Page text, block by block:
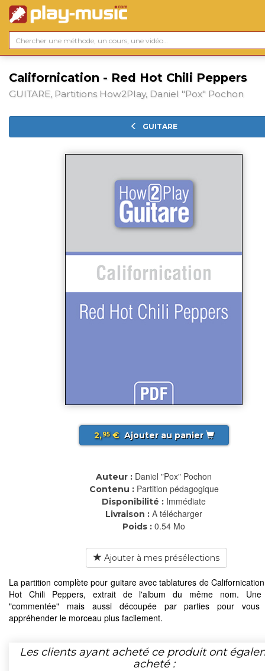
Californication - Red Hot Chili Peppers
GUITARE, Partitions How2Play, Daniel "Pox" Pochon
GUITARE
2,95€ Ajouter au panier
Auteur : Daniel "Pox" Pochon
Contenu : Partition pédagogique
Disponibilité : Immédiate
Livraison : A télécharger
Poids : 0.54 Mo
Ajouter à mes présélections
La partition complète pour guitare avec tablatures de
Hot Chili Peppers, extrait de l'album du même nom. Une
"commentée" mais aussi découpée par parties pour
appréhender le morceau plus facilement.
Les clients ayant acheté ce produit ont
acheté :